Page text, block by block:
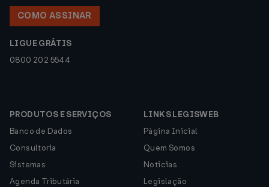
COMO ASSINAR
LIGUE GRÁTIS
0800 202 5544
PRODUTOS E SERVIÇOS
Banco de Dados
Consultoria
Sistemas
Agenda Tributária
LINKS LEGISWEB
Página Inicial
Quem Somos
Notícias
Legislação